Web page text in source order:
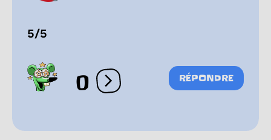
5/5
0 Ouvrir les réactions
RÉPONDRE